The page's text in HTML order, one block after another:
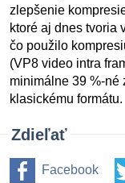
zlepšenie
ktoré aj dnes tvoria
čo použilo
(VP8 video intra
minimálne 39 %-né
klasickému formátu.
Zdieľať
Facebook